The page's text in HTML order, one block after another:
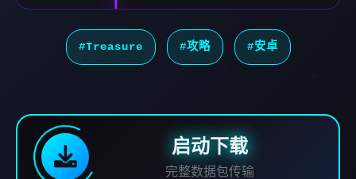
#Treasure #攻略 #安卓
启动下载
完整数据包传输